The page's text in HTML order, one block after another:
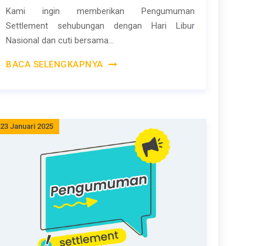
Kami ingin memberikan Pengumuman
Settlement sehubungan dengan Hari Libur
Nasional dan cuti bersama...
BACA SELENGKAPNYA
23 Januari 2025